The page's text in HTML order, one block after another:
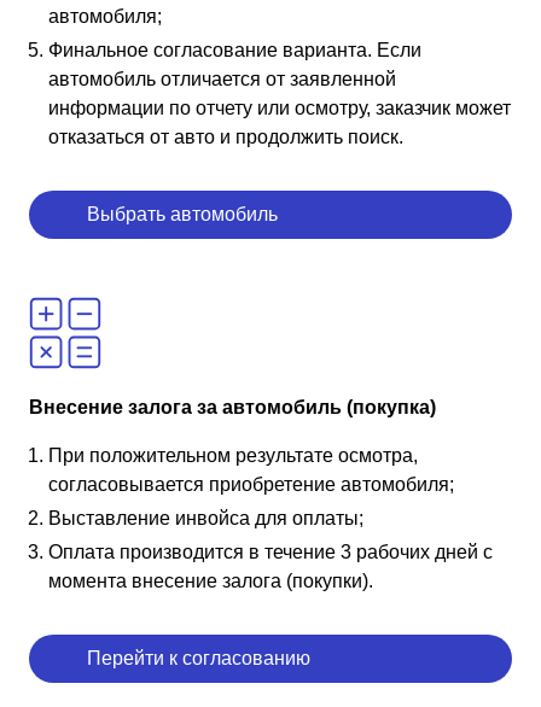
автомобиля;
Финальное согласование варианта. Если
автомобиль отличается от заявленной
информации по отчету или осмотру, заказчик может
отказаться от авто и продолжить поиск.
Выбрать автомобиль
Внесение залога за автомобиль (покупка)
При положительном результате осмотра,
согласовывается приобретение автомобиля;
Выставление инвойса для оплаты;
Оплата производится в течение 3 рабочих дней с
момента внесение залога (покупки).
Перейти к согласованию